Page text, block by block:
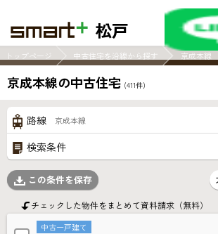
松戸
トップページ 中古住宅を沿線から探す 京成本線
京成本線の中古住宅 (411件)
路線 京成本線
検索条件
この条件を保存
チェックした物件をまとめて資料請求（無料）
中古一戸建て